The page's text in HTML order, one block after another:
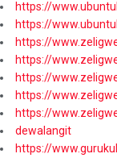
https://
https://
https://
https://
https://
https://
https://
dewalangit
https://